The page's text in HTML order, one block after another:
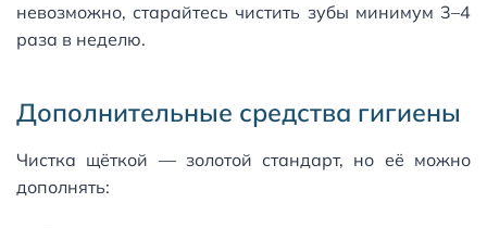
невозможно, старайтесь чистить зубы минимум 3–4
раза в неделю.
Дополнительные средства гигиены
Чистка щёткой — золотой стандарт, но её можно
дополнять: